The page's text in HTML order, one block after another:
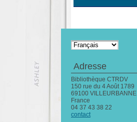
Adresse
Bibliothèque CTRDV
150 rue du 4 Août 1789
69100 VILLEURBANNE
France
04 37 43 38 22
contact